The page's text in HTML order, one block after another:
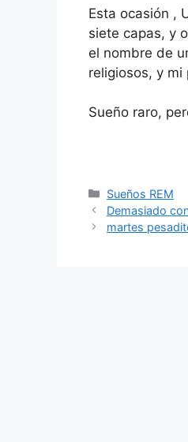
Esta ocasión ,
siete capas, y
el nombre de
religiosos, y
Sueño raro,
Categorías
Sueños REM
Demasiado
martes